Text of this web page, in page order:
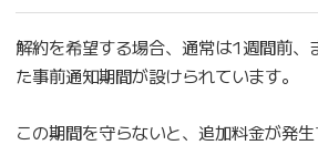
解約を希望する場合、通常は1週間前、
た事前通知期間が設けられています。
この期間を守らないと、追加料金が発